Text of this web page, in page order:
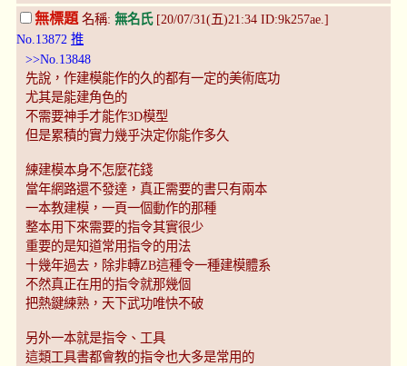
無標題名稱: 無名氏[20/07/31(五)21:34 ID:9k257ae.]
No.13872 推
>>No.13848
先說，作建模能作的久的都有一定的美術底功
尤其是能建角色的
不需要神手才能作3D模型
但是累積的實力幾乎決定你能作多久
練建模本身不怎麼花錢
當年網路還不發達，真正需要的書只有兩本
一本教建模，一頁一個動作的那種
整本用下來需要的指令其實很少
重要的是知道常用指令的用法
十幾年過去，除非轉ZB這種令一種建模體系
不然真正在用的指令就那幾個
把熱鍵練熟，天下武功唯快不破
另外一本就是指令、工具
這類工具書都會教的指令也大多是常用的